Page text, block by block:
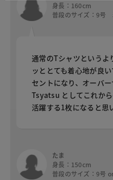
身長：160cm
普段のサイズ：9号
通常のTシャツというよ
ッととても着心地が良
セントになり、オーバ
Tsyatsu としてこれか
活躍する1枚になると思
たま
身長：150cm
普段のサイズ：9号